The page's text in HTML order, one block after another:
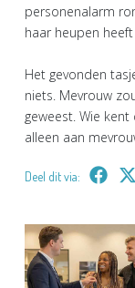
personenalarm
haar heupen heeft
Het gevonden
niets. Mevrouw
geweest. Wie
alleen aan
Deel dit via: